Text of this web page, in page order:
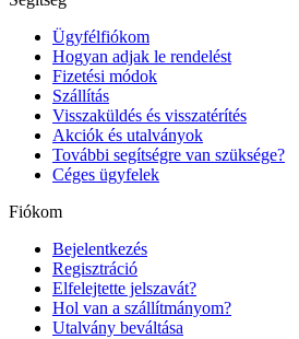
Ügyfélfiókom
Hogyan adjak le rendelést
Fizetési módok
Szállítás
Visszaküldés és visszatérítés
Akciók és utalványok
További segítségre van szüksége?
Céges ügyfelek
Fiókom
Bejelentkezés
Regisztráció
Elfelejtette jelszavát?
Hol van a szállítmányom?
Utalvány beváltása